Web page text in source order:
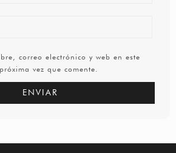
correo electrónico y web en este
vez que comente.